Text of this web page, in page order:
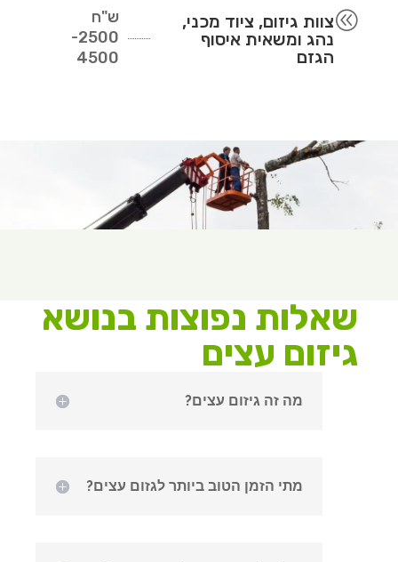
@צוות גיזום, ציוד מכני,
נהג ומשאית איסוף
הגזם
ש"ח
2500-
4500
שאלות נפוצות בנושא
גיזום עצים
מה זה גיזום עצים?
מתי הזמן הטוב ביותר לגזום עצים?